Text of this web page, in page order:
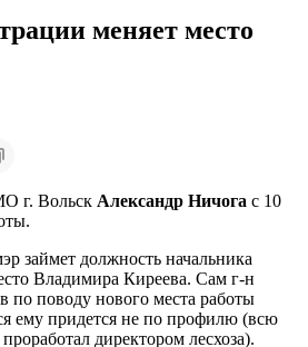
меняет место
г. Вольск Александр Ничога с 10
займет должность начальника
Владимира Киреева. Сам г-н
по поводу нового места работы
ему придется не по профилю (всю
директором лесхоза).